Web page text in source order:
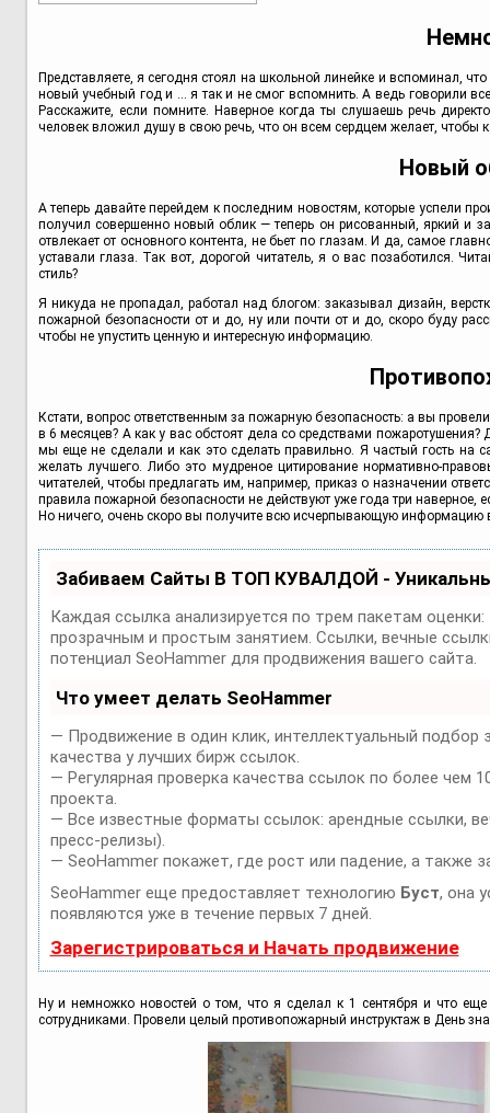
Представляете, я сегодня стоял на школьной линейке и вспоминал,
новый учебный год и ... я так и не смог вспомнить. А ведь говорили
Расскажите, если помните. Наверное когда ты слушаешь речь
человек вложил душу в свою речь, что он всем сердцем желает,
Новый
А теперь давайте перейдем к последним новостям, которые успели
получил совершенно новый облик — теперь он рисованный, яркий и
отвлекает от основного контента, не бьет по глазам. И да, самое
уставали глаза. Так вот, дорогой читатель, я о вас позаботился.
стиль?
Я никуда не пропадал, работал над блогом: заказывал дизайн,
пожарной безопасности от и до, ну или почти от и до, скоро буду
чтобы не упустить ценную и интересную информацию.
Кстати, вопрос ответственным за пожарную безопасность: а вы
в 6 месяцев? А как у вас обстоят дела со средствами
мы еще не сделали и как это сделать правильно. Я частый гость на
желать лучшего. Либо это мудреное цитирование нормативно-
читателей, чтобы предлагать им, например, приказ о назначении
правила пожарной безопасности не действуют уже года три
Но ничего, очень скоро вы получите всю исчерпывающую информацию
Забиваем Сайты В ТОП КУВАЛДОЙ -
Каждая ссылка анализируется по трем пакетам оценки:
прозрачным и простым занятием. Ссылки, вечные
потенциал SeoHammer для продвижения вашего сайта.
Что умеет делать SeoHammer
— Продвижение в один клик, интеллектуальный
качества у лучших бирж ссылок.
— Регулярная проверка качества ссылок по более чем
проекта.
— Все известные форматы ссылок: арендные ссылки,
пресс-релизы).
— SeoHammer покажет, где рост или падение, а также
SeoHammer еще предоставляет технологию Буст, она
появляются уже в течение первых 7 дней.
Зарегистрироваться и Начать продвижение
Ну и немножко новостей о том, что я сделал к 1 сентября и что
сотрудниками. Провели целый противопожарный инструктаж в День